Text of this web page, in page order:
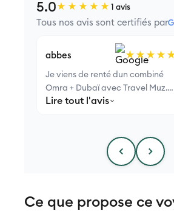
5.0★★★★★ 1 avis
Tous nos avis sont certifiés par
abbes
Je viens de renté dun combiné
Omra + Dubaï avec Travel Muz.
Agence très sérieuse, voyage
Lire tout l'avis
Ce que propose ce